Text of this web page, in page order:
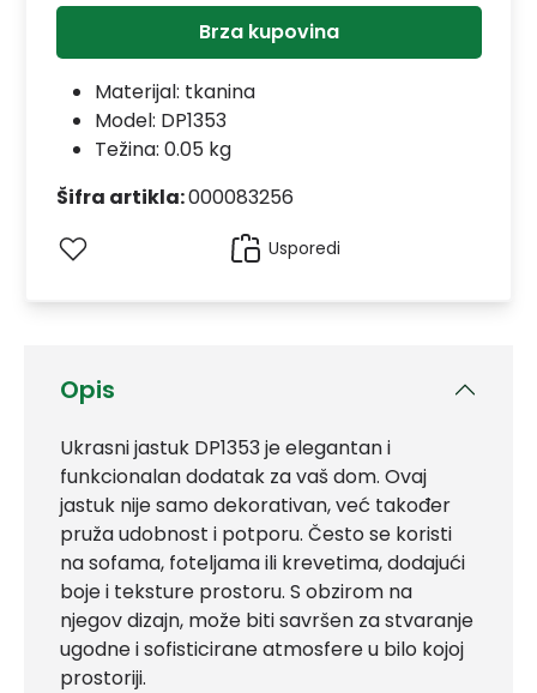
Opis
Ukrasni jastuk DP1353 je elegantan i
funkcionalan dodatak za vaš dom. Ovaj
jastuk nije samo dekorativan, već također
pruža udobnost i potporu. Često se koristi
na sofama, foteljama ili krevetima, dodajući
boje i teksture prostoru. S obzirom na
njegov dizajn, može biti savršen za stvaranje
ugodne i sofisticirane atmosfere u bilo kojoj
prostoriji.
Brza kupovina
Materijal: tkanina
Model: DP1353
Težina: 0.05 kg
Šifra artikla:000083256
Usporedi